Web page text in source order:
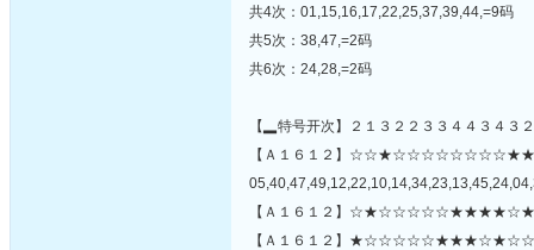
共4次：01,15,16,17,22,25,37,39,44,=9码
共5次：38,47,=2码
共6次：24,28,=2码
【▂特号开次】２１３２２３３４４３４３
【Ａ１６１２】
【Ａ１６１２】
【Ａ１６１２】